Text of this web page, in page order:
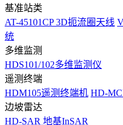
基准站类
AT-45101CP 3D扼流圈天线
统
多维监测
HDS101/102多维监测仪
遥测终端
HDM105遥测终端机 HD-
边坡雷达
HD-SAR 地基InSAR